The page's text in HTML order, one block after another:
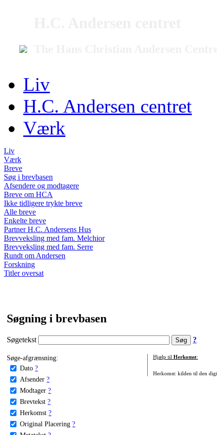
Liv
H.C. Andersen centret
Værk
Liv
Værk
Breve
Søg i brevbasen
Afsendere og modtagere
Breve om HCA
Ikke tidligere trykte breve
Alle breve
Enkelte breve
Partner H.C. Andersens Hus
Brevveksling med fam. Melchior
Brevveksling med fam. Serre
Rundt om Andersen
Forskning
Titler oversat
Søgning i brevbasen
Søgetekst ?
Søge-afgrænsning:
Dato ?
Afsender ?
Modtager ?
Brevtekst ?
Herkomst ?
Original Placering ?
Hjælp til Herkomst:
Herkomst: kilden til den